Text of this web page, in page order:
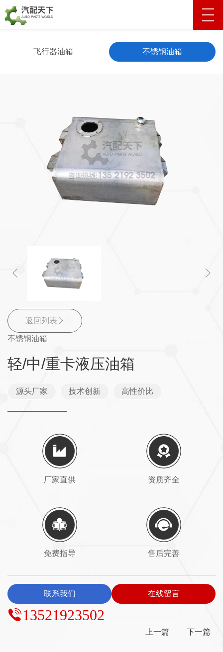
飞行器油箱 不锈钢油箱
返回列表
不锈钢油箱
轻/中/重卡液压油箱
源头厂家 技术创新 高性价比
厂家直供 资质齐全
免费指导 售后完善
联系我们 在线留言
13521923502
上一篇 下一篇